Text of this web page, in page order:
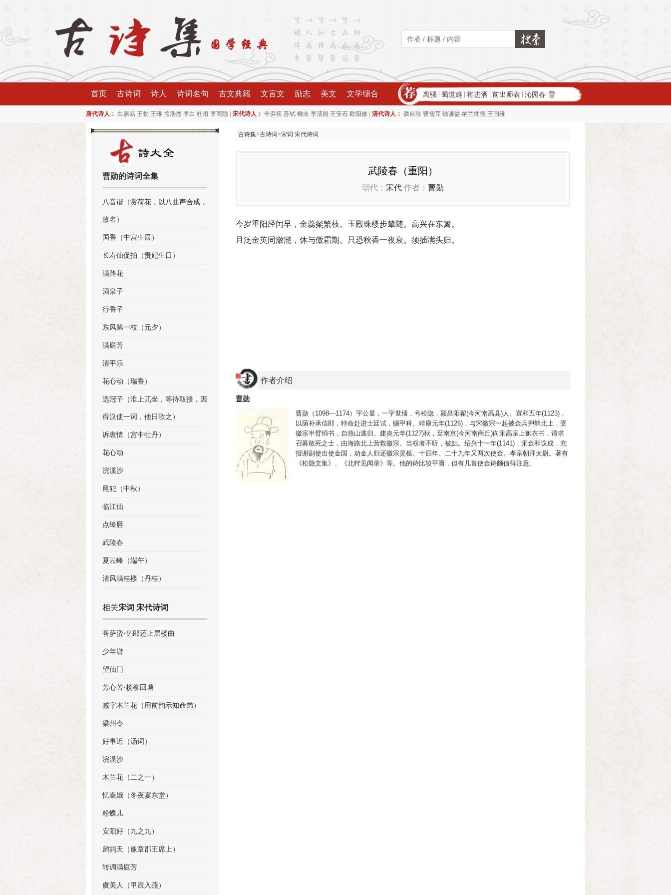
首页 古诗词 诗人 诗词名句 古文典籍 文言文 励志 美文 文学综合 离骚 蜀道难 将进酒 前出师表 沁园春·雪
唐代诗人： 白居易 王勃 王维 孟浩然 李白 杜甫 李商隐 宋代诗人： 辛弃疾 苏轼 柳永 李清照 王安石 欧阳修 清代诗人： 龚自珍 曹雪芹 钱谦益 纳兰性德 王国维
古诗集>古诗词>宋词 宋代诗词
武陵春（重阳）
朝代： 宋代 作者： 曹勋
今岁重阳经闰早，金蕊粲繁枝。玉殿珠楼步辇随。高兴在东篱。
且泛金英同潋滟，休与傲霜期。只恐秋香一夜衰。须插满头归。
作者介绍
曹勋
曹勋（1098—1174）字公显，一字世绩，号松隐，颍昌阳翟(今河南禹县)人。宣和五年(1123)，
以荫补承信郎，特命赴进士廷试，赐甲科。靖康元年(1126)，与宋徽宗一起被金兵押解北上，受
徽宗半臂绢书，自燕山逃归。建炎元年(1127)秋，至南京(今河南商丘)向宋高宗上御衣书，请求
召募敢死之士，由海路北上营救徽宗。当权者不听，被黜。绍兴十一年(1141)，宋金和议成，充
报谢副使出使金国，劝金人归还徽宗灵柩。十四年、二十九年又两次使金。孝宗朝拜太尉。著有
《松隐文集》、《北狩见闻录》等。他的诗比较平庸，但有几首使金诗颇值得注意。
曹勋的诗词全集
八音谐（赏荷花，以八曲声合成，
故名）
国香（中宫生辰）
长寿仙促拍（贵妃生日）
满路花
酒泉子
行香子
东风第一枝（元夕）
满庭芳
清平乐
花心动（瑞香）
选冠子（淮上兀坐，等待取接，因
得汉使一词，他日歌之）
诉衷情（宫中牡丹）
花心动
浣溪沙
尾犯（中秋）
临江仙
点绛唇
武陵春
夏云峰（端午）
清风满桂楼（丹桂）
相关宋词 宋代诗词
菩萨蛮·忆郎还上层楼曲
少年游
望仙门
芳心苦·杨柳回塘
减字木兰花（用前韵示知命弟）
梁州令
好事近（汤词）
浣溪沙
木兰花（二之一）
忆秦娥（冬夜宴东堂）
粉蝶儿
安阳好（九之九）
鹧鸪天（豫章郡王席上）
转调满庭芳
虞美人（甲辰入燕）